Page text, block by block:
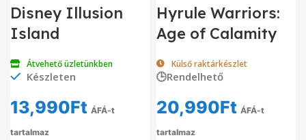
Disney Illusion
Island
Átvehető üzletünkben
Készleten
13,990Ft ÁFÁ-t
tartalmaz
Hyrule Warriors:
Age of Calamity
Külső raktárkészlet
🕒Rendelhető
20,990Ft ÁFÁ-t
tartalmaz